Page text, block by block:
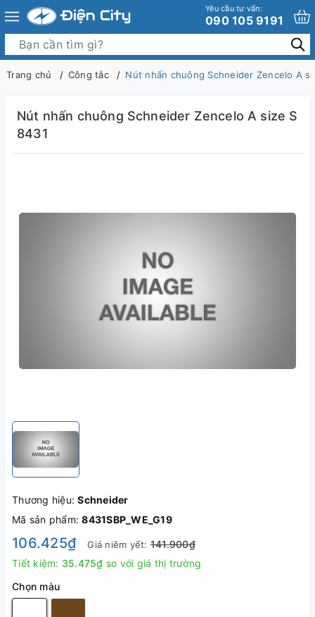
Yêu cầu tư vấn:
090 105 9191
Trang chủ Công tắc Nút nhấn chuông Schneider Zencelo A
Nút nhấn chuông Schneider Zencelo A size S
8431
Thương hiệu:Schneider
Mã sản phẩm:8431SBP_WE_G19
106.425₫ Giá niêm yết:141.900₫
Tiết kiệm: 35.475₫ so với giá thị trường
Chọn màu